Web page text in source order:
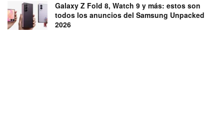
Galaxy Z Fold 8, Watch 9 y más: estos son
todos los anuncios del Samsung Unpacked
2026